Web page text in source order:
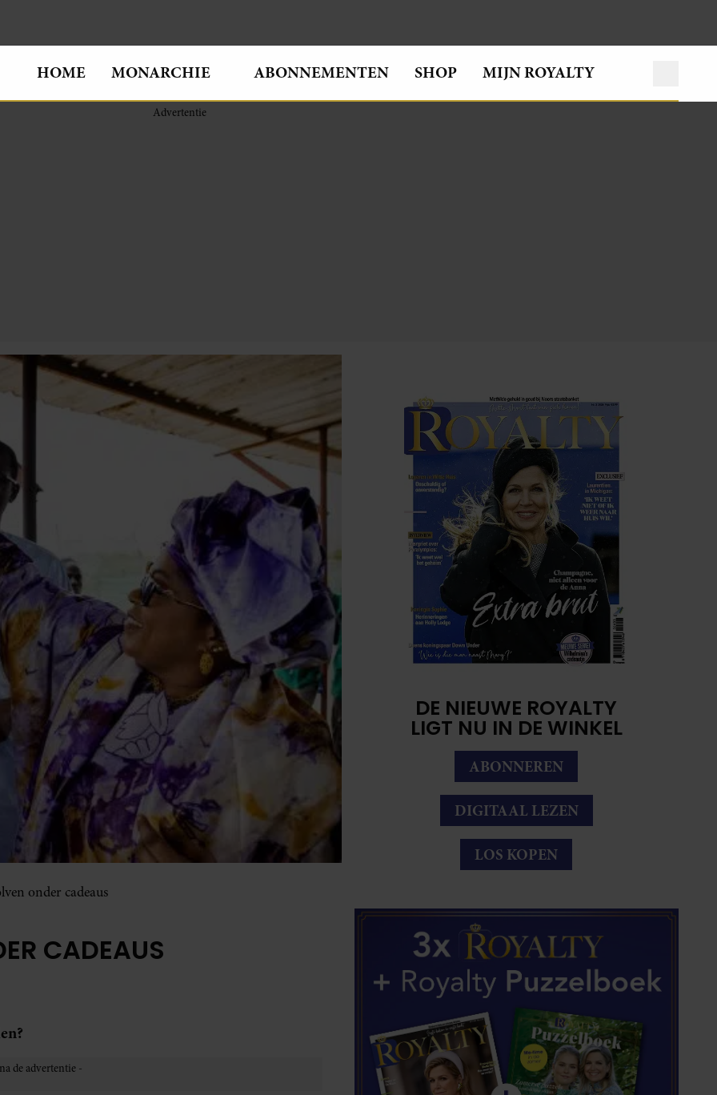
HOME MONARCHIE ABONNEMENTEN SHOP MIJN ROYALTY
onder cadeaus
CADEAUS
DE NIEUWE ROYALTY
LIGT NU IN DE WINKEL
ABONNEREN
DIGITAAL LEZEN
LOS KOPEN